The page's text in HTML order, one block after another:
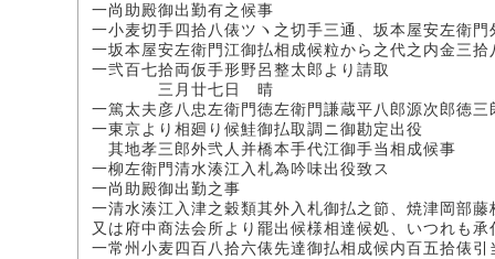
一尚助殿御出勤有之候事
一小麦切手四拾八俵ツヽ之切手三通、坂本屋安左衛門
一坂本屋安左衛門江御払相成候粒から之代之内金三
一弐百七拾両仮手形野呂整太郎より請取
三月廿七日 晴
一篤太夫彦八忠左衛門徳左衛門謙蔵平八郎源次郎徳三
一東京より相廻り候鮭御払取調ニ御勘定出役
其地孝三郎外弐人并橋本手代江御手当相成候事
一柳左衛門清水湊江入札為吟味出役致ス
一尚助殿御出勤之事
一清水湊江入津之穀類其外入札御払之節、焼津岡部
又は府中商法会所より罷出候様相達候処、いつれも
一常州小麦四百八拾六俵先達御払相成候内百五拾俵